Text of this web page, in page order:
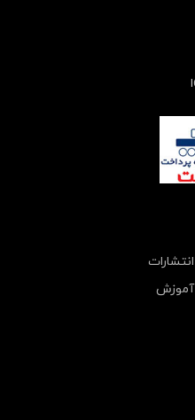
انتشارات
آموزش